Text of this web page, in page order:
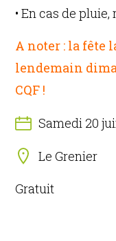
• En cas de
A noter : la fête
lendemain
CQF !
Samedi 20
Le Grenier
Gratuit